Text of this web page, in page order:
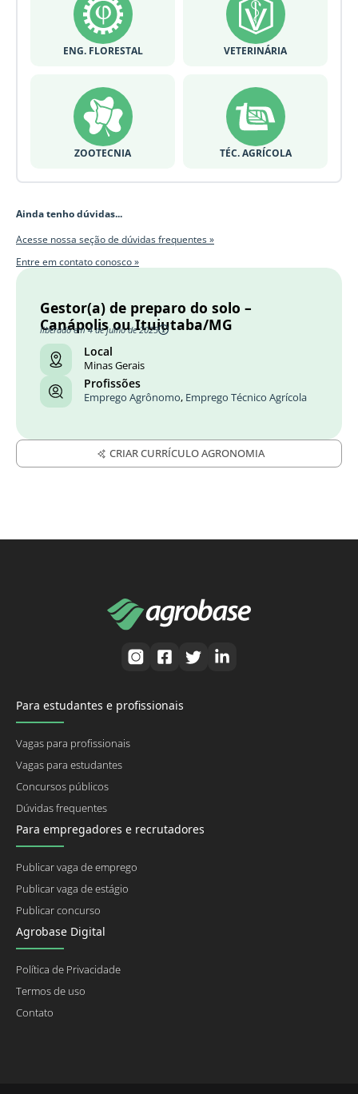
ENG. FLORESTAL VETERINÁRIA
ZOOTECNIA TÉC. AGRÍCOLA
Ainda tenho dúvidas...
Acesse nossa seção de dúvidas frequentes »
Entre em contato conosco »
Gestor(a) de preparo do solo –
Canápolis ou Ituiutaba/MG
liberado em 4 de julho de 2025
Local
Minas Gerais
Profissões
Emprego Agrônomo, Emprego Técnico Agrícola
CRIAR CURRÍCULO AGRONOMIA
Para estudantes e profissionais
Vagas para profissionais
Vagas para estudantes
Concursos públicos
Dúvidas frequentes
Para empregadores e recrutadores
Publicar vaga de emprego
Publicar vaga de estágio
Publicar concurso
Agrobase Digital
Política de Privacidade
Termos de uso
Contato